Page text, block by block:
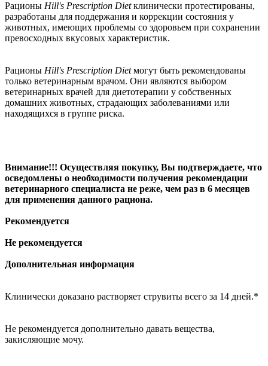
Рационы Hill's Prescription Dietклинически протестированы,
разработаны для поддержания и коррекции состояния у
животных, имеющих проблемы со здоровьем при сохранении
превосходных вкусовых характеристик.
Рационы Hill's Prescription Dietмогут быть рекомендованы
только ветеринарным врачом. Они являются выбором
ветеринарных врачей для диетотерапии у собственных
домашних животных, страдающих заболеваниями или
находящихся в группе риска.
Внимание!!! Осуществляя покупку, Вы подтверждаете, что
осведомлены о необходимости получения рекомендации
ветеринарного специалиста не реже, чем раз в 6 месяцев
для применения данного рациона.
Рекомендуется
Не рекомендуется
Дополнительная информация
Клинически доказано растворяет струвиты всего за 14 дней.*
Не рекомендуется дополнительно давать вещества,
закисляющие мочу.